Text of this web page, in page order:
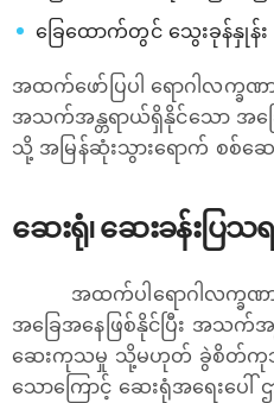
ခြေထောက်တွင် သွေးခုန်နှုန်း
အထက်ဖော်ပြပါ ရောဂါလက္ခဏ
အသက်အန္တရာယ်ရှိနိုင်သော အခြ
သို့ အမြန်ဆုံးသွားရောက် စ
ဆေးရုံ၊ ဆေးခန်းပြသ
အထက်ပါရောဂါလက္ခဏာမ
အခြေအနေဖြစ်နိုင်ပြီး အသက်အ
ဆေးကုသမှု သို့မဟုတ် ခွဲစိတ်ကုသ
သောကြောင့် ဆေးရုံအရေးပေါ်